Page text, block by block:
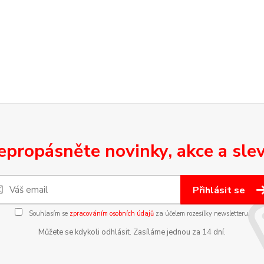
novinky, akce a
Přihlásit se
Souhlasím se zpracováním osobních údajůza účelem rozesílky newsletteru.
Můžete se kdykoli odhlásit. Zasíláme jednou za 14 dní.